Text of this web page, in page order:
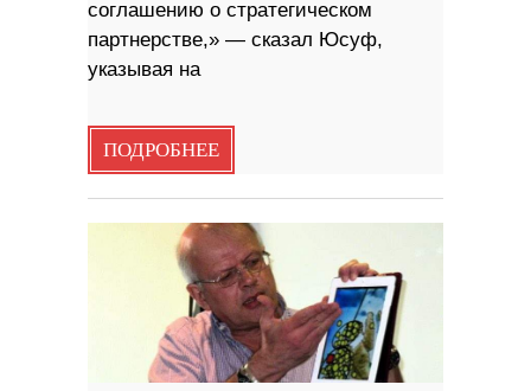
соглашению о стратегическом
партнерстве,» — сказал Юсуф,
указывая на
ПОДРОБНЕЕ